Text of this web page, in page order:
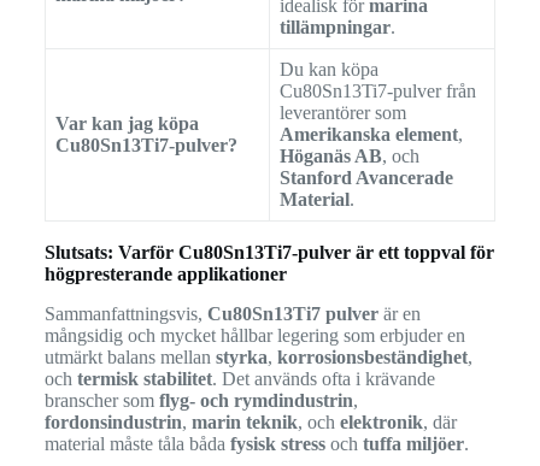
idealisk förmarina
tillämpningar.
Var kan jag köpa
Cu80Sn13Ti7-pulver?
Du kan köpa
Cu80Sn13Ti7-pulver från
leverantörer som
Amerikanska element,
Höganäs AB, och
Stanford Avancerade
Material.
Slutsats: Varför Cu80Sn13Ti7-pulver är ett toppval för
högpresterande applikationer
Sammanfattningsvis, Cu80Sn13Ti7 pulverär en
mångsidig och mycket hållbar legering som erbjuder en
utmärkt balans mellan styrka, korrosionsbeständighet,
och termisk stabilitet. Det används ofta i krävande
branscher som flyg- och rymdindustrin,
fordonsindustrin, marin teknik, och elektronik, där
material måste tåla båda fysisk stressoch tuffa miljöer.